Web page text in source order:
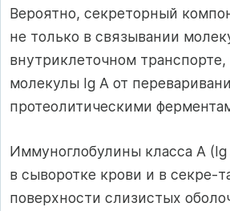
Вероятно, секреторный
не только в связывании
внутриклеточном
молекулы Ig А от
протеолитическими
Иммуноглобулины класса А
в сыворотке крови и в секре-
поверхности слизистых